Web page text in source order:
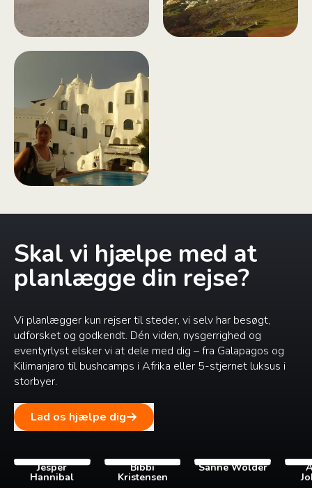
Skal vi hjælpe med at
planlægge din rejse?
Vi planlægger kun rejser til steder, vi selv har besøgt,
udforsket og godkendt. Dén viden, nysgerrighed og
eventyrlyst elsker vi at dele med dig – fra Galapagos og
Kilimanjaro til bushcamps i Afrika eller 5-stjernet luksus i
storbyer.
Lad os hjælpe dig
Jesper
Hannibal
Bibbi
Kristensen
Sanne Wolder